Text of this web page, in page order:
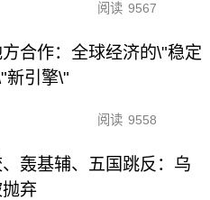
阅读 9567
合作：全球经济的\"稳定
新引擎\"
阅读 9558
轰基辅、五国跳反：乌
弃